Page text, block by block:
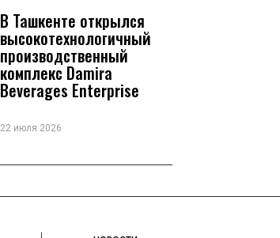
В Ташкенте открылся
высокотехнологичный
производственный
комплекс Damira
Beverages Enterprise
22 июля 2026